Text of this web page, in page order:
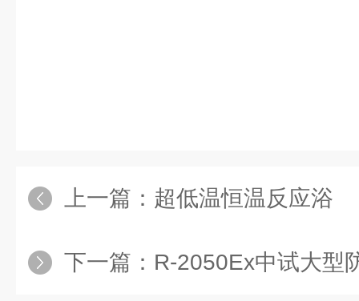
上一篇： ​超低温恒温反应浴
下一篇： R-2050Ex中试大型